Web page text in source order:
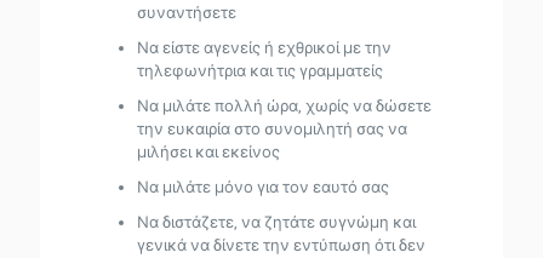
συναντήσετε
Να είστε αγενείς ή εχθρικοί με την
τηλεφωνήτρια και τις γραμματείς
Να μιλάτε πολλή ώρα, χωρίς να δώσετε
την ευκαιρία στο συνομιλητή σας να
μιλήσει και εκείνος
Να μιλάτε μόνο για τον εαυτό σας
Να διστάζετε, να ζητάτε συγνώμη και
γενικά να δίνετε την εντύπωση ότι δεν